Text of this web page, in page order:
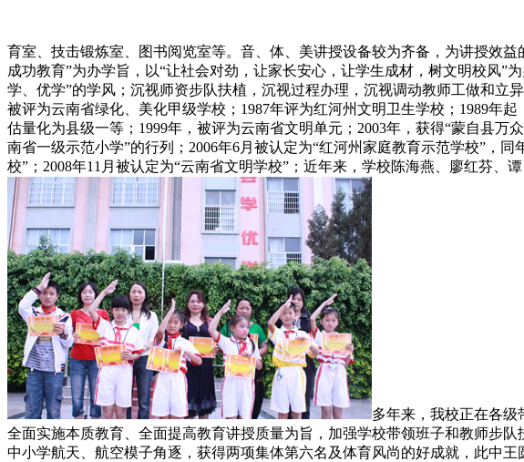
育室、技击锻炼室、图书阅览室等。音、体、美讲授设备较为齐备，为讲授效益
成功教育”为办学旨，以“让社会对劲，让家长安心，让学生成材，树文明校风”
学、优学”的学风；沉视师资步队扶植，沉视过程办理，沉视调动教师工做和立
被评为云南省绿化、美化甲级学校；1987年评为红河州文明卫生学校；1989年
估量化为县级一等；1999年，被评为云南省文明单元；2003年，获得“蒙自县
南省一级示范小学”的行列；2006年6月被认定为“红河州家庭教育示范学校”，
校”；2008年11月被认定为“云南省文明学校”；近年来，学校陈海燕、廖红芬
多年来，我校正在各级
全面实施本质教育、全面提高教育讲授质量为旨，加强学校带领班子和教师步
中小学航天、航空模子角逐，获得两项集体第六名及体育风尚的好成就，此中